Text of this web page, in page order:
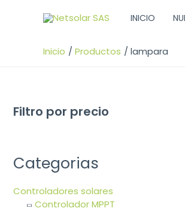
INICIO
Inicio Productos lampara
Filtro por precio
Categorias
Controladores solares
Controlador MPPT